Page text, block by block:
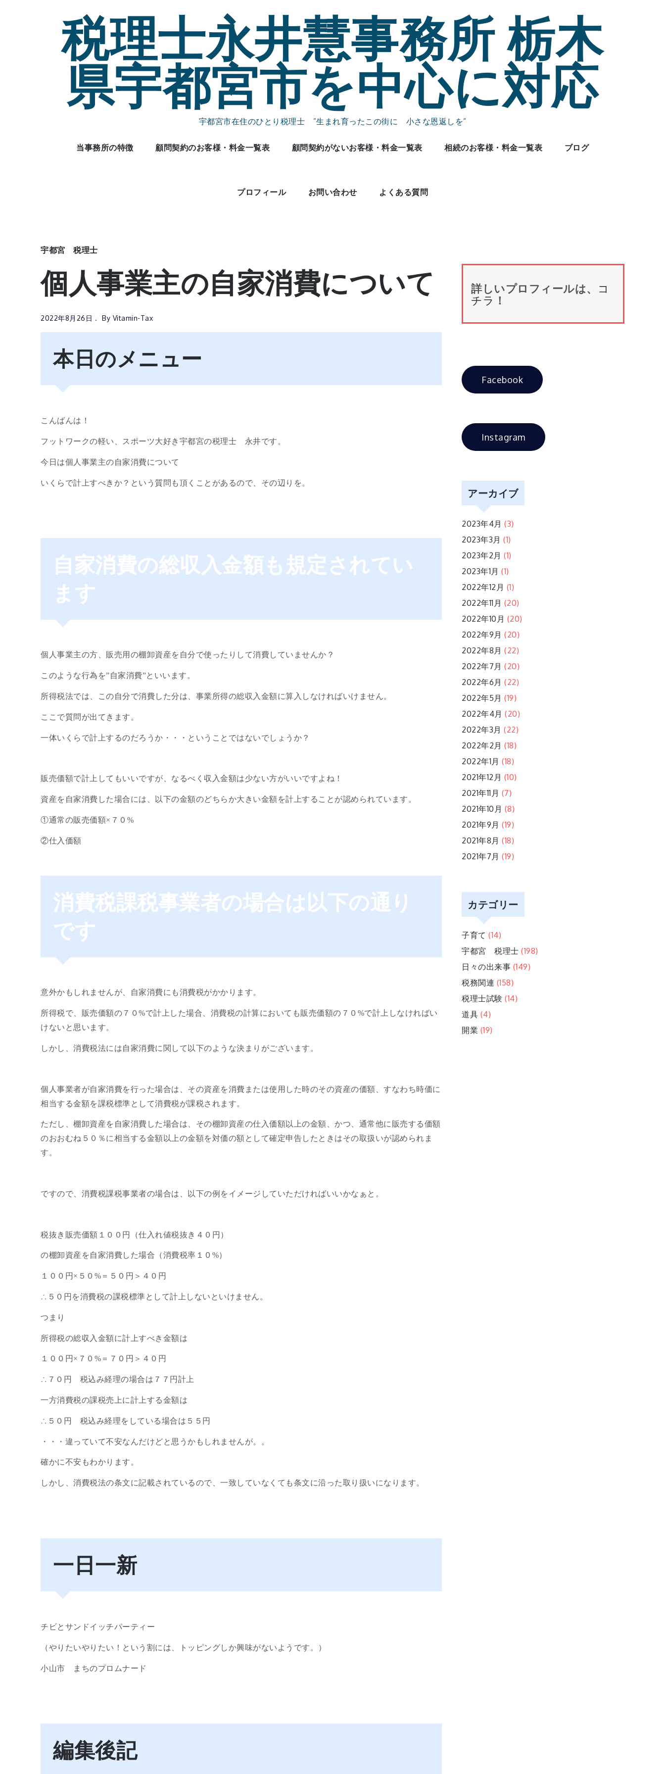
税理士永井慧事務所 栃木
県宇都宮市を中心に対応
宇都宮市在住のひとり税理士 ”生まれ育ったこの街に 小さな恩返しを”
当事務所の特徴 顧問契約のお客様・料金一覧表 顧問契約がないお客様・料金一覧表 相続のお客様・料金一覧表 ブログ
プロフィール お問い合わせ よくある質問
宇都宮 税理士
個人事業主の自家消費について
2022年8月26日 By Vitamin-Tax
本日のメニュー
こんばんは！
フットワークの軽い、スポーツ大好き宇都宮の税理士 永井です。
今日は個人事業主の自家消費について
いくらで計上すべきか？という質問も頂くことがあるので、その辺りを。
自家消費の総収入金額も規定されてい
ます
個人事業主の方、販売用の棚卸資産を自分で使ったりして消費していませんか？
このような行為を”自家消費”といいます。
所得税法では、この自分で消費した分は、事業所得の総収入金額に算入しなければいけません。
ここで質問が出てきます。
一体いくらで計上するのだろうか・・・ということではないでしょうか？
販売価額で計上してもいいですが、なるべく収入金額は少ない方がいいですよね！
資産を自家消費した場合には、以下の金額のどちらか大きい金額を計上することが認められています。
①通常の販売価額×７０%
②仕入価額
消費税課税事業者の場合は以下の通り
です
意外かもしれませんが、自家消費にも消費税がかかります。
所得税で、販売価額の７０%で計上した場合、消費税の計算においても販売価額の７０%で計上しなければい
けないと思います。
しかし、消費税法には自家消費に関して以下のような決まりがございます。
個人事業者が自家消費を行った場合は、その資産を消費または使用した時のその資産の価額、すなわち時価に
相当する金額を課税標準として消費税が課税されます。
ただし、棚卸資産を自家消費した場合は、その棚卸資産の仕入価額以上の金額、かつ、通常他に販売する価額
のおおむね５０％に相当する金額以上の金額を対価の額として確定申告したときはその取扱いが認められま
す。
ですので、消費税課税事業者の場合は、以下の例をイメージしていただければいいかなぁと。
税抜き販売価額１００円（仕入れ値税抜き４０円）
の棚卸資産を自家消費した場合（消費税率１０%）
１００円×５０%＝５０円＞４０円
∴５０円を消費税の課税標準として計上しないといけません。
つまり
所得税の総収入金額に計上すべき金額は
１００円×７０%＝７０円＞４０円
∴７０円 税込み経理の場合は ７７円 計上
一方消費税の課税売上に計上する金額は
∴５０円 税込み経理をしている場合は ５５円
・・・違っていて不安なんだけどと思うかもしれませんが。。
確かに不安もわかります。
しかし、消費税法の条文に記載されているので、一致していなくても条文に沿った取り扱いになります。
一日一新
チビとサンドイッチパーティー
（やりたいやりたい！という割には、トッピングしか興味がないようです。）
小山市 まちのプロムナード
編集後記
詳しいプロフィールは、
コ
チラ ！
Facebook
Instagram
アーカイブ
2023年4月 (3)
2023年3月 (1)
2023年2月 (1)
2023年1月 (1)
2022年12月 (1)
2022年11月 (20)
2022年10月 (20)
2022年9月 (20)
2022年8月 (22)
2022年7月 (20)
2022年6月 (22)
2022年5月 (19)
2022年4月 (20)
2022年3月 (22)
2022年2月 (18)
2022年1月 (18)
2021年12月 (10)
2021年11月 (7)
2021年10月 (8)
2021年9月 (19)
2021年8月 (18)
2021年7月 (19)
カテゴリー
子育て (14)
宇都宮 税理士 (198)
日々の出来事 (149)
税務関連 (158)
税理士試験 (14)
道具 (4)
開業 (19)